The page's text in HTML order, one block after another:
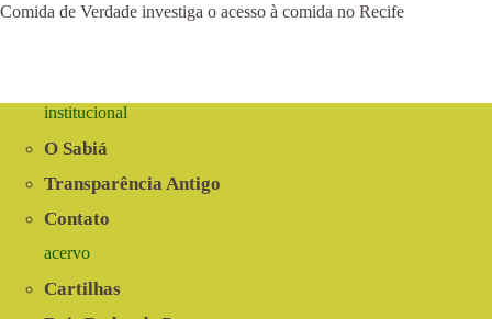
Comida de Verdade investiga o acesso à comida no Recife
institucional
O Sabiá
Transparência Antigo
Contato
acervo
Cartilhas